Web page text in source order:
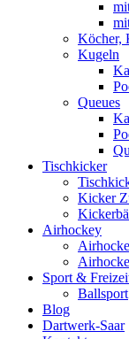
Köcher,
Kugeln
Queues
Tischkicker
Kicker
Airhockey
Sport &
Ballsport
Blog
Dartwerk-Saar